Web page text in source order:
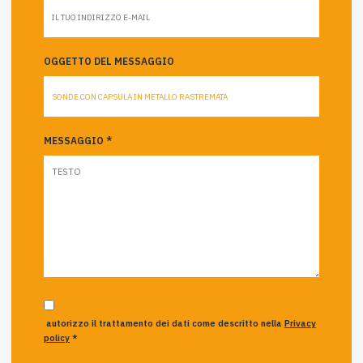
OGGETTO DEL MESSAGGIO
MESSAGGIO *
autorizzo il trattamento dei dati come descritto nella Privacy
policy*